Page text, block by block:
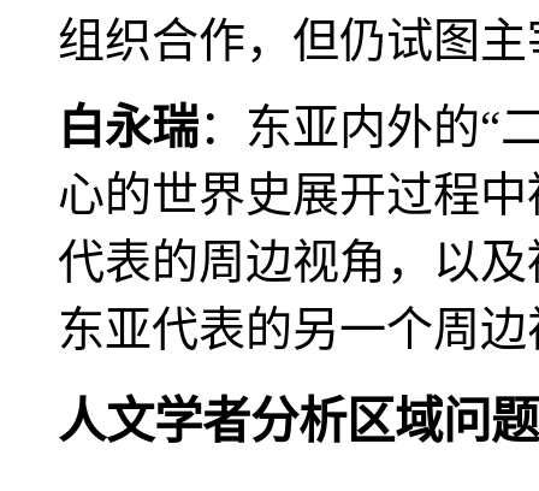
组织合作，但仍试图
白永瑞：东亚内外的“
心的世界史展开过程
代表的周边视角，以
东亚代表的另一个周
人文学者分析区域问题